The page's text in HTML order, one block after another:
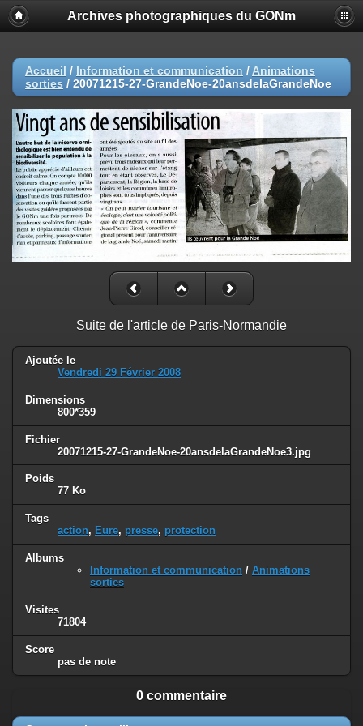
Archives photographiques du GONm
Accueil / Information et communication / Animations
sorties / 20071215-27-GrandeNoe-20ansdelaGrandeNoe
Suite de l'article de Paris-Normandie
Ajoutée le
Vendredi 29 Février 2008
Dimensions
800*359
Fichier
20071215-27-GrandeNoe-20ansdelaGrandeNoe3.jpg
Poids
77 Ko
Tags
action, Eure, presse, protection
Albums
Information et communication / Animations
sorties
Visites
71804
Score
pas de note
0 commentaire